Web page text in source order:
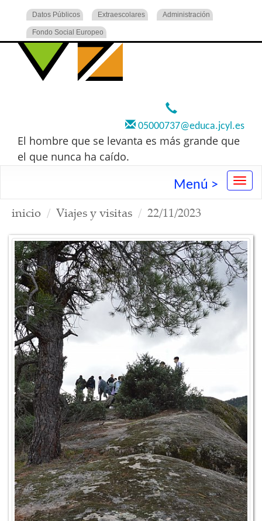
Datos Públicos Extraescolares Administración
Fondo Social Europeo
05000737@educa.jcyl.es
El hombre que se levanta es más grande que
el que nunca ha caído.
Menú >
inicio Viajes y visitas 22/11/2023